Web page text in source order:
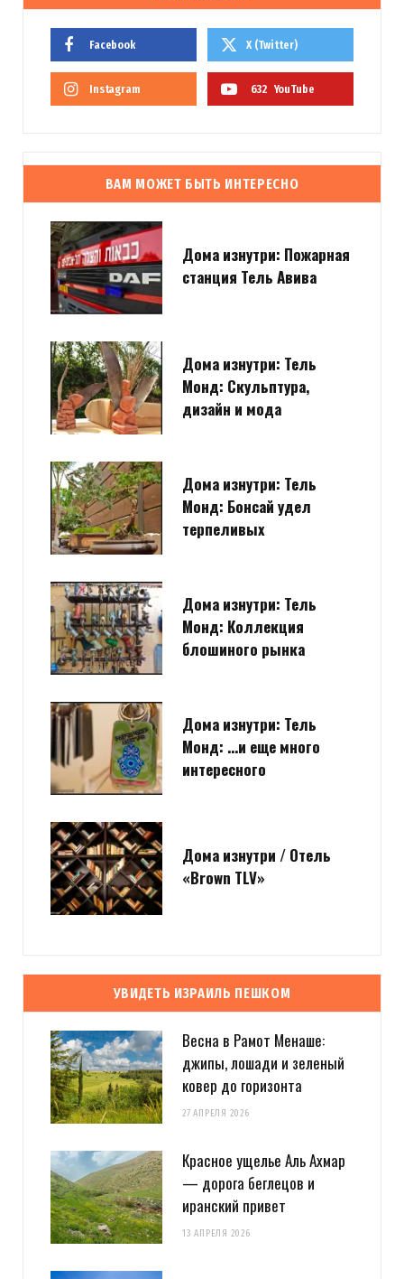
Facebook X (Twitter)
Instagram 632 YouTube
ВАМ МОЖЕТ БЫТЬ ИНТЕРЕСНО
Дома изнутри: Пожарная
станция Тель Авива
Дома изнутри: Тель
Монд: Скульптура,
дизайн и мода
Дома изнутри: Тель
Монд: Бонсай удел
терпеливых
Дома изнутри: Тель
Монд: Коллекция
блошиного рынка
Дома изнутри: Тель
Монд: …и еще много
интересного
Дома изнутри / Отель
«Brown TLV»
УВИДЕТЬ ИЗРАИЛЬ ПЕШКОМ
Весна в Рамот Менаше:
джипы, лошади и зеленый
ковер до горизонта
27 АПРЕЛЯ 2026
Красное ущелье Аль Ахмар
— дорога беглецов и
иранский привет
13 АПРЕЛЯ 2026